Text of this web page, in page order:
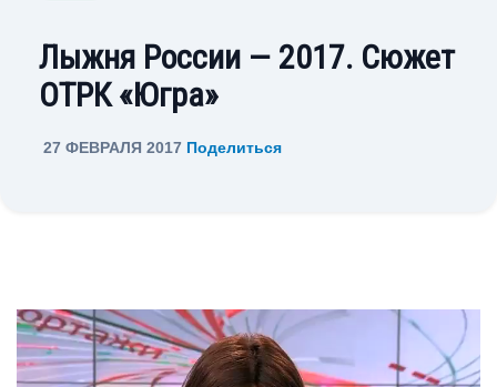
Лыжня России — 2017. Сюжет
ОТРК «Югра»
27 ФЕВРАЛЯ 2017 Поделиться
Видеоплеер